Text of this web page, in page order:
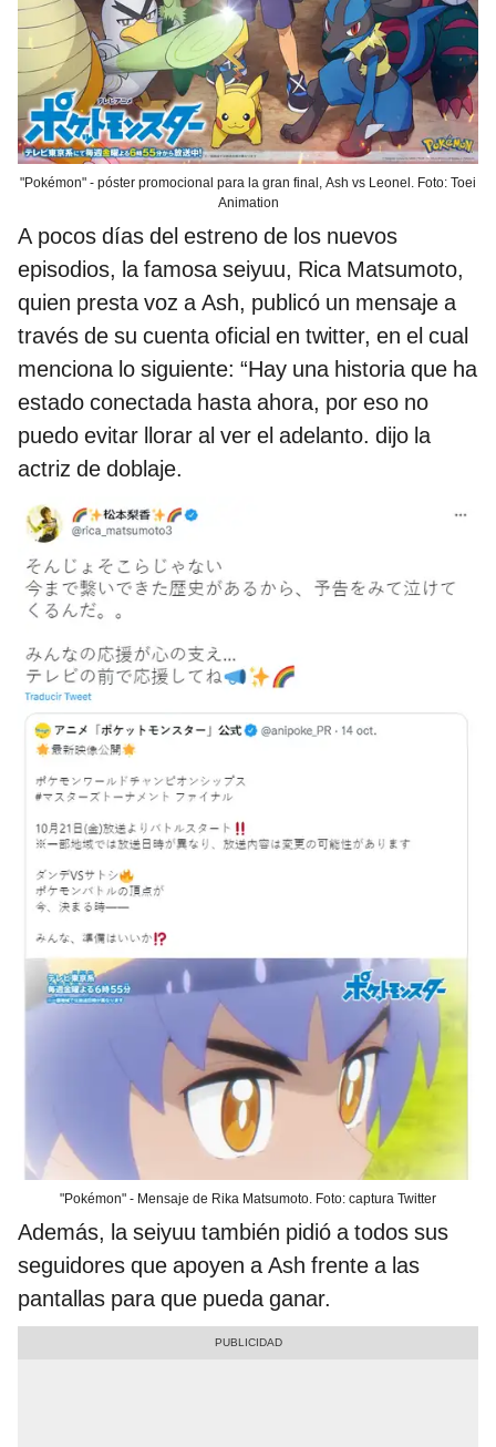
"Pokémon" - póster promocional para la gran final, Ash vs Leonel. Foto: Toei
Animation
A pocos días del estreno de los nuevos
episodios, la famosa seiyuu, Rica Matsumoto,
quien presta voz a Ash, publicó un mensaje a
través de su cuenta oficial en twitter, en el cual
menciona lo siguiente: “Hay una historia que ha
estado conectada hasta ahora, por eso no
puedo evitar llorar al ver el adelanto. dijo la
actriz de doblaje.
"Pokémon" - Mensaje de Rika Matsumoto. Foto: captura Twitter
Además, la seiyuu también pidió a todos sus
seguidores que apoyen a Ash frente a las
pantallas para que pueda ganar.